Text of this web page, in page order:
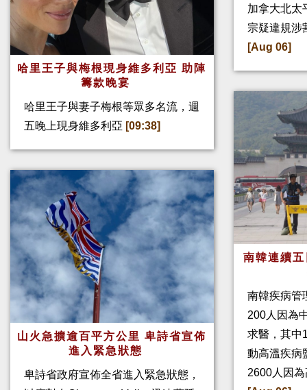
哈里王子與梅根現身維多利亞 助陣
籌款晚宴
哈里王子與妻子梅根等眾多名流，週
五晚上現身維多利亞 [09:38]
山火急擴逾百平方公里 卑詩省宣佈
進入緊急狀態
卑詩省政府宣佈全省進入緊急狀態，
加拿大北太
宗疑違規涉
[Aug 06]
南韓連續
南韓疾病管
200人因為
求醫，其中
動高溫疾病
2600人因